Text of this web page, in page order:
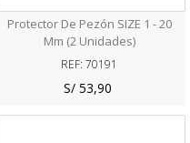
Protector De Pezón SIZE 1 - 20
Mm (2 Unidades)
REF: 70191
S/ 53,90